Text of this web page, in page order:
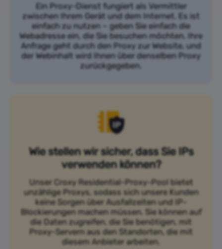
Ein Proxy-Dienst fungiert als Vermittler
zwischen Ihrem Gerät und dem Internet. Es ist
einfach zu nutzen – geben Sie einfach die
Webadresse ein, die Sie besuchen möchten. Ihre
Anfrage geht durch den Proxy zur Website, und
der Webinhalt wird Ihnen über denselben Proxy
zurückgegeben.
Wie stellen wir sicher, dass Sie IPs
verwenden können?
Unser Croxy Residential-Proxy-Pool bietet
unzählige Proxys, sodass sich unsere Kunden
keine Sorgen über Ausfallzeiten und IP-
Blockierungen machen müssen. Sie können auf
die Daten zugreifen, die Sie benötigen, mit
Proxy-Servern aus den Standorten, die mit
diesem Anbieter arbeiten.